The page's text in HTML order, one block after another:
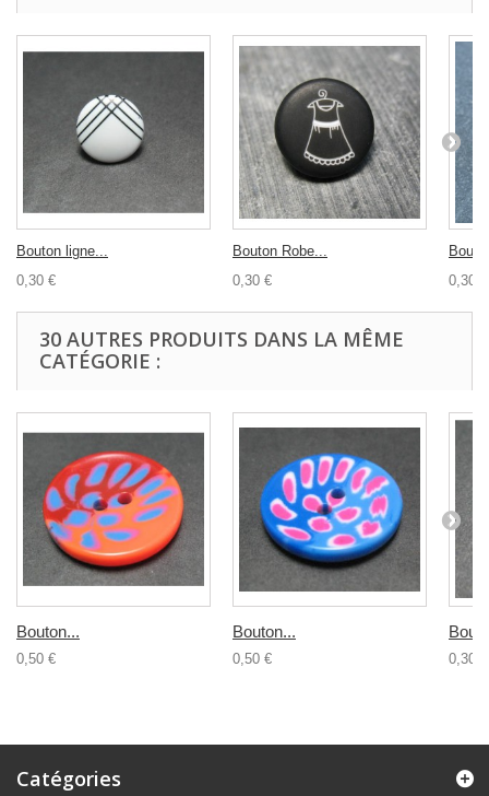
Bouton ligne...
0,30 €
Bouton Robe...
0,30 €
0,30 €
30 AUTRES PRODUITS DANS LA MÊME
CATÉGORIE :
Bouton...
0,50 €
Bouton...
0,50 € 0,30 €
Catégories